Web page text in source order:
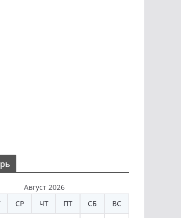
Август 2026
СР ЧТ ПТ СБ ВС